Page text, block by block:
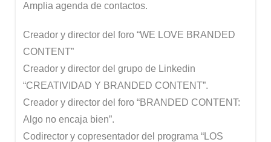
Amplia agenda de contactos.
Creador y director del foro “WE LOVE BRANDED
CONTENT”
Creador y director del grupo de Linkedin
“CREATIVIDAD Y BRANDED CONTENT”.
Creador y director del foro “BRANDED CONTENT:
Algo no encaja bien”.
Codirector y copresentador del programa “LOS